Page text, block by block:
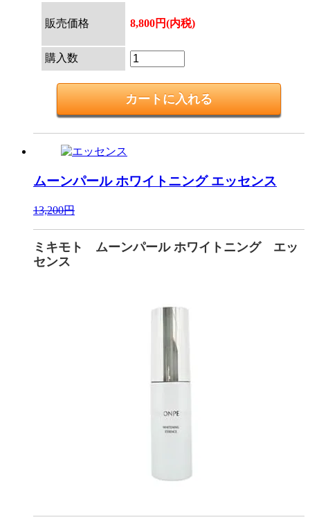
販売価格 8,800円(内税)
購入数
ムーンパール ホワイトニング エッセンス
13,200円
ミキモト ムーンパール ホワイトニング エッ
センス